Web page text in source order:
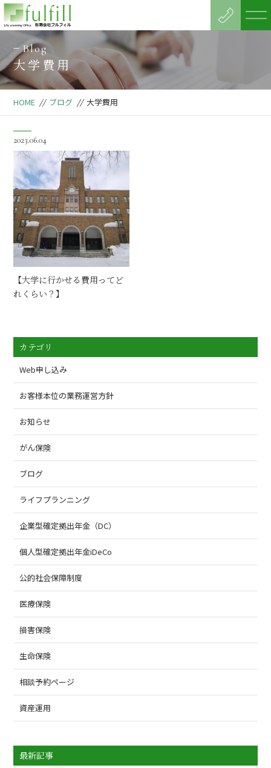
Blog
大学費用
HOME // ブログ // 大学費用
2023.06.04
【大学に行かせる費用ってど
れくらい？】
カテゴリ
Web申し込み
お客様本位の業務運営方針
お知らせ
がん保険
ブログ
ライフプランニング
企業型確定拠出年金（DC）
個人型確定拠出年金iDeCo
公的社会保障制度
医療保険
損害保険
生命保険
相談予約ページ
資産運用
最新記事